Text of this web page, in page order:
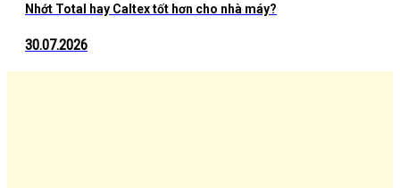
Nhớt Total hay Caltex tốt hơn cho nhà máy?
30.07.2026